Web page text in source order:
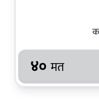
४० मत